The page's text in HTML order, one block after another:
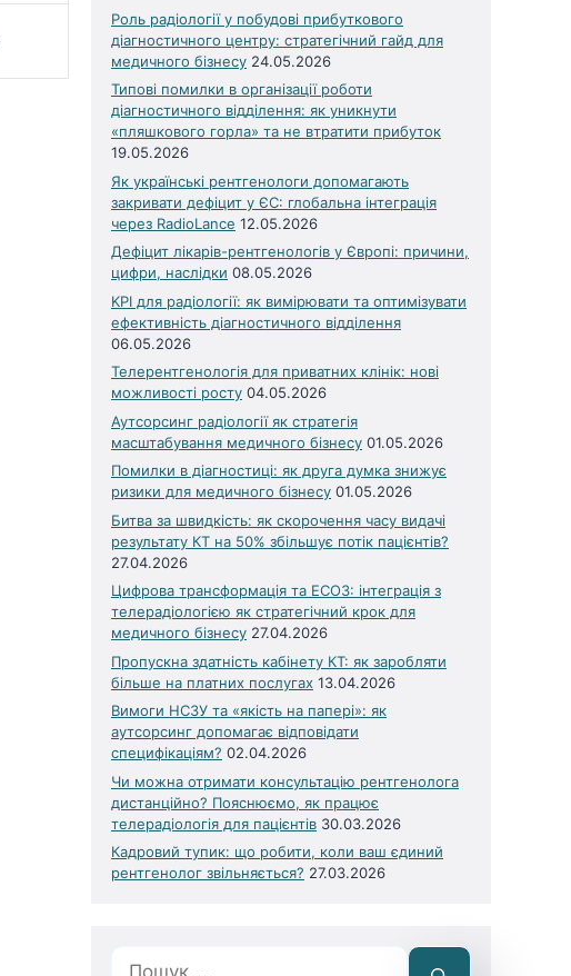
Роль радіології у побудові прибуткового
діагностичного центру: стратегічний гайд для
медичного бізнесу 24.05.2026
Типові помилки в організації роботи
діагностичного відділення: як уникнути
«пляшкового горла» та не втратити прибуток
19.05.2026
Як українські рентгенологи допомагають
закривати дефіцит у ЄС: глобальна інтеграція
через RadioLance 12.05.2026
Дефіцит лікарів-рентгенологів у Європі: причини,
цифри, наслідки 08.05.2026
KPI для радіології: як вимірювати та оптимізувати
ефективність діагностичного відділення
06.05.2026
Телерентгенологія для приватних клінік: нові
можливості росту 04.05.2026
Аутсорсинг радіології як стратегія
масштабування медичного бізнесу 01.05.2026
Помилки в діагностиці: як друга думка знижує
ризики для медичного бізнесу 01.05.2026
Битва за швидкість: як скорочення часу видачі
результату КТ на 50% збільшує потік пацієнтів?
27.04.2026
Цифрова трансформація та ЕСОЗ: інтеграція з
телерадіологією як стратегічний крок для
медичного бізнесу 27.04.2026
Пропускна здатність кабінету КТ: як заробляти
більше на платних послугах 13.04.2026
Вимоги НСЗУ та «якість на папері»: як
аутсорсинг допомагає відповідати
специфікаціям? 02.04.2026
Чи можна отримати консультацію рентгенолога
дистанційно? Пояснюємо, як працює
телерадіологія для пацієнтів 30.03.2026
Кадровий тупик: що робити, коли ваш єдиний
рентгенолог звільняється? 27.03.2026